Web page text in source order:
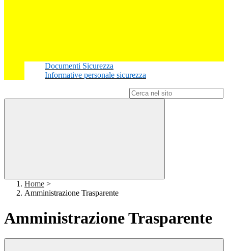
Documenti Sicurezza
Informative personale sicurezza
Home >
Amministrazione Trasparente
Amministrazione Trasparente